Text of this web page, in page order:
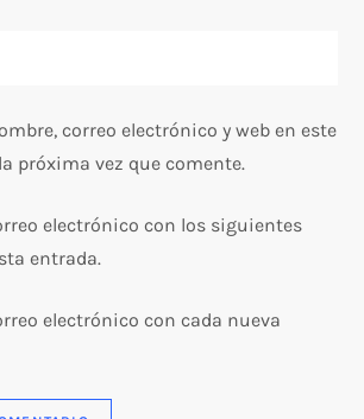
correo electrónico y web en este
próxima vez que comente.
electrónico con los siguientes
entrada.
electrónico con cada nueva